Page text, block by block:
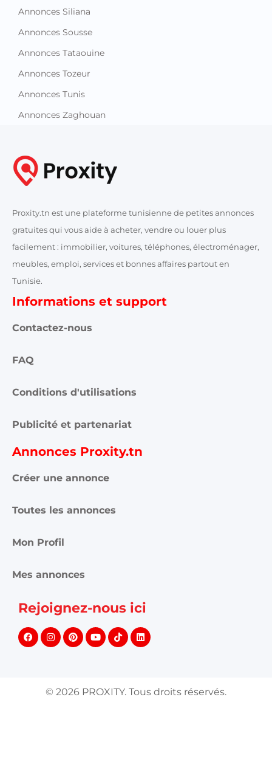
Annonces Siliana
Annonces Sousse
Annonces Tataouine
Annonces Tozeur
Annonces Tunis
Annonces Zaghouan
Proxity.tn est une plateforme tunisienne de petites annonces
gratuites qui vous aide à acheter, vendre ou louer plus
facilement : immobilier, voitures, téléphones, électroménager,
meubles, emploi, services et bonnes affaires partout en
Tunisie.
Informations et support
Contactez-nous
FAQ
Conditions d'utilisations
Publicité et partenariat
Annonces Proxity.tn
Créer une annonce
Toutes les annonces
Mon Profil
Mes annonces
Rejoignez-nous ici
© 2026 PROXITY. Tous droits réservés.